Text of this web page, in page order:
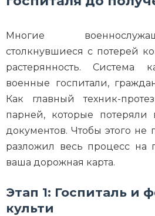
Многие
столкнувшиеся с потерей
растерянность. Система
военные госпитали,
Как главный техник-
парней, которые
документов. Чтобы этого
разложил весь процесс на
ваша дорожная карта.
Этап 1: Госпиталь и
культи